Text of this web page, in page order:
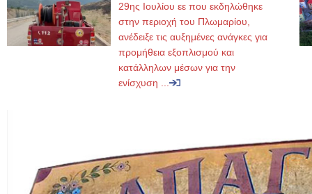
29ης Ιουλίου εε που εκδηλώθηκε
στην περιοχή του Πλωμαρίου,
ανέδειξε τις αυξημένες ανάγκες για
προμήθεια εξοπλισμού και
κατάλληλων μέσων για την
ενίσχυση ...